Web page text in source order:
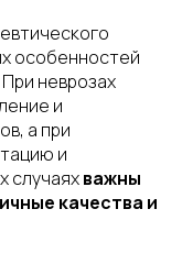
особенностей
неврозах
и
а при
и
случаяхважны
качества и